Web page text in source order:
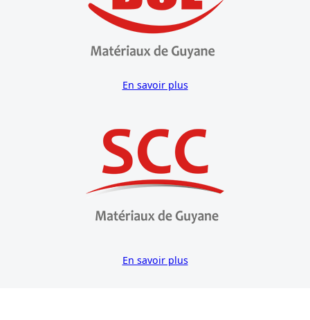
En savoir plus
En savoir plus